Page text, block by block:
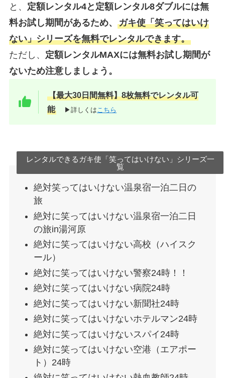
と、 定額レンタル4と定額レンタル8ダブルには無
料お試し期間があるため、 ガキ使「笑ってはいけ
ない」シリーズを無料でレンタルできます。
ただし、 定額レンタルMAXには無料お試し期間が
ないため注意しましょう。
【最大30日間無料】8枚無料でレンタル可
能
▶詳しくは こちら
レンタルできるガキ使「笑ってはいけない」シリーズ一
覧
絶対笑ってはいけない温泉宿一泊二日の
旅
絶対に笑ってはいけない温泉宿一泊二日
の旅in湯河原
絶対に笑ってはいけない高校（ハイスク
ール）
絶対に笑ってはいけない警察24時！！
絶対に笑ってはいけない病院24時
絶対に笑ってはいけない新聞社24時
絶対に笑ってはいけないホテルマン24時
絶対に笑ってはいけないスパイ24時
絶対に笑ってはいけない空港（エアポー
ト）24時